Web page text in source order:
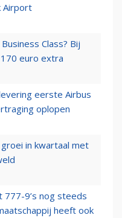
Airport
Class? Bij
euro extra
eerste Airbus
oplopen
in kwartaal met
777-9’s nog steeds
heeft ook